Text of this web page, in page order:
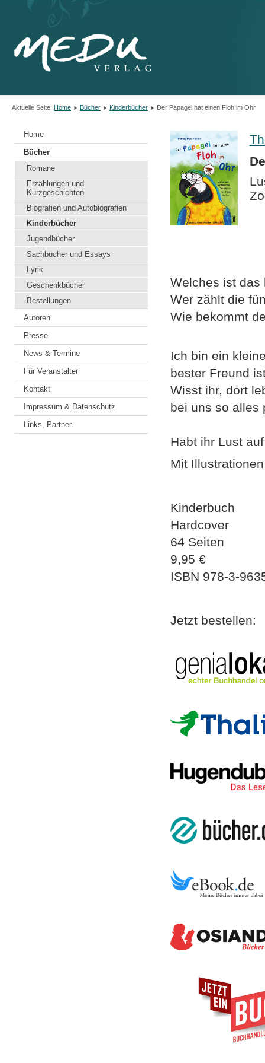
Aktuelle Seite: Home Bücher Kinderbücher Der Papagei hat einen Floh im Ohr
Home
Bücher
Romane
Erzählungen und
Kurzgeschichten
Biografien und Autobiografien
Kinderbücher
Jugendbücher
Sachbücher und Essays
Lyrik
Geschenkbücher
Bestellungen
Autoren
Presse
News & Termine
Für Veranstalter
Kontakt
Impressum & Datenschutz
Links, Partner
Welches ist das
Wer zählt die
Wie bekommt
Ich bin ein
bester Freund
Wisst ihr, dort
bei uns so alles
Habt ihr Lust
Mit
Kinderbuch
Hardcover
64 Seiten
9,95€
ISBN 978-3-
Jetzt bestellen: